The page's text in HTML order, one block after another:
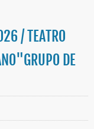
y Cursos
Alta de Usuari@
/ TEATRO
DE